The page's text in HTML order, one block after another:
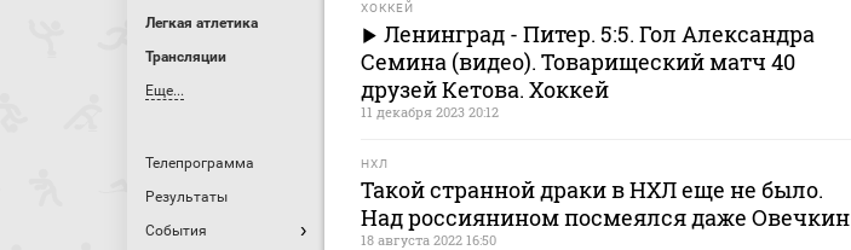
Легкая атлетика
Трансляции
Еще...
Телепрограмма
Результаты
События
ХОККЕЙ
Ленинград - Питер. 5:5. Гол Александра
Семина (видео). Товарищеский матч 40
друзей Кетова. Хоккей
11 декабря 2023 20:12
НХЛ
Такой странной драки в НХЛ еще не было.
Над россиянином посмеялся даже Овечкин
18 августа 2022 16:50